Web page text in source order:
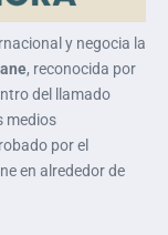
y negocia la
, reconocida por
del llamado
medios
por el
en alrededor de